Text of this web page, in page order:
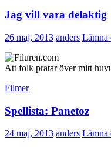
Jag vill vara delaktig
26 maj, 2013 anders Lämna
Att folk pratar över mitt
Filmer
Spellista: Panetoz
24 maj, 2013 anders Lämna